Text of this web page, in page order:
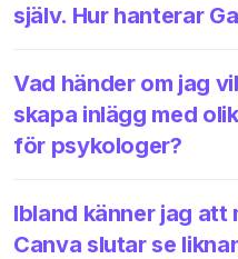
själv. Hur hanterar
Vad händer om jag
skapa inlägg med
för psykologer?
Ibland känner jag att
Canva slutar se